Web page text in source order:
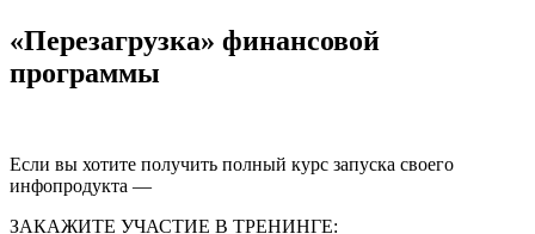
«Перезагрузка» финансовой
программы
Если вы хотите получить полный курс запуска своего
инфопродукта —
ЗАКАЖИТЕ УЧАСТИЕ В ТРЕНИНГЕ: